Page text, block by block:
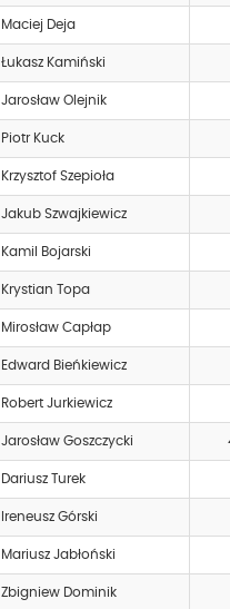
Maciej Deja
Łukasz Kamiński
Jarosław Olejnik
Piotr Kuck
Krzysztof Szepioła
Jakub Szwajkiewicz
Kamil Bojarski
Krystian Topa
Mirosław Capłap
Edward Bieńkiewicz
Robert Jurkiewicz
Jarosław Goszczycki
Dariusz Turek
Ireneusz Górski
Mariusz Jabłoński
Zbigniew Dominik